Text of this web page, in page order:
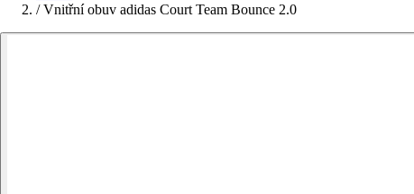
/ Vnitřní obuv adidas Court Team Bounce 2.0